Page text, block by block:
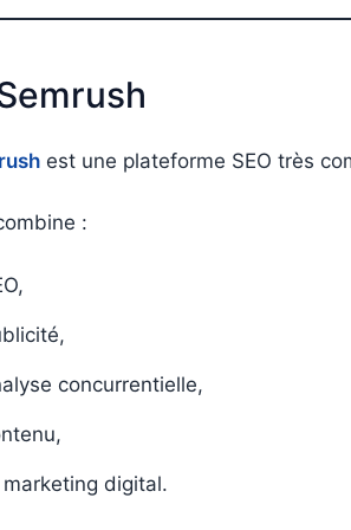
est une plateforme SEO très
:
concurrentielle,
digital.